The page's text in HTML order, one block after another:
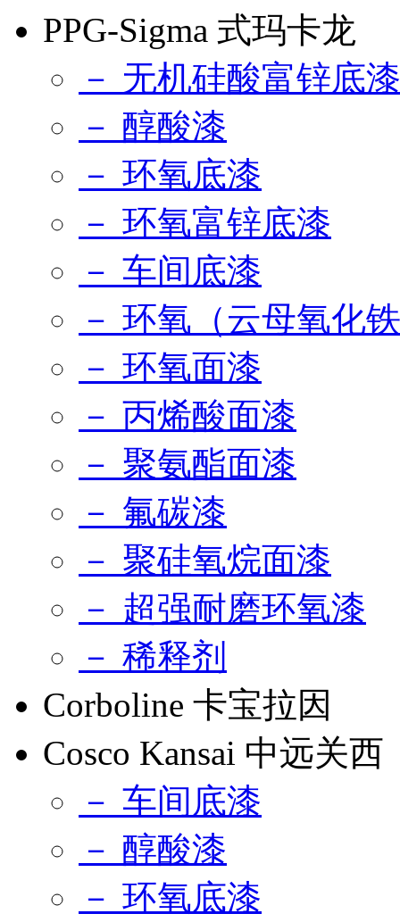
PPG-Sigma 式玛卡龙
－ 无机硅酸富锌底漆
－ 醇酸漆
－ 环氧底漆
－ 环氧富锌底漆
－ 车间底漆
－ 环氧（云母氧化
－ 环氧面漆
－ 丙烯酸面漆
－ 聚氨酯面漆
－ 氟碳漆
－ 聚硅氧烷面漆
－ 超强耐磨环氧漆
－ 稀释剂
Corboline 卡宝拉因
Cosco Kansai 中远关西
－ 车间底漆
－ 醇酸漆
－ 环氧底漆